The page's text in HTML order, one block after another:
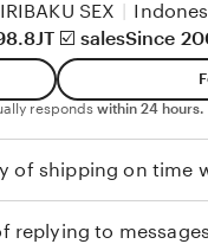
SEX
☑️ salesSince
responds within 24 hours.
of shipping on time
replying to